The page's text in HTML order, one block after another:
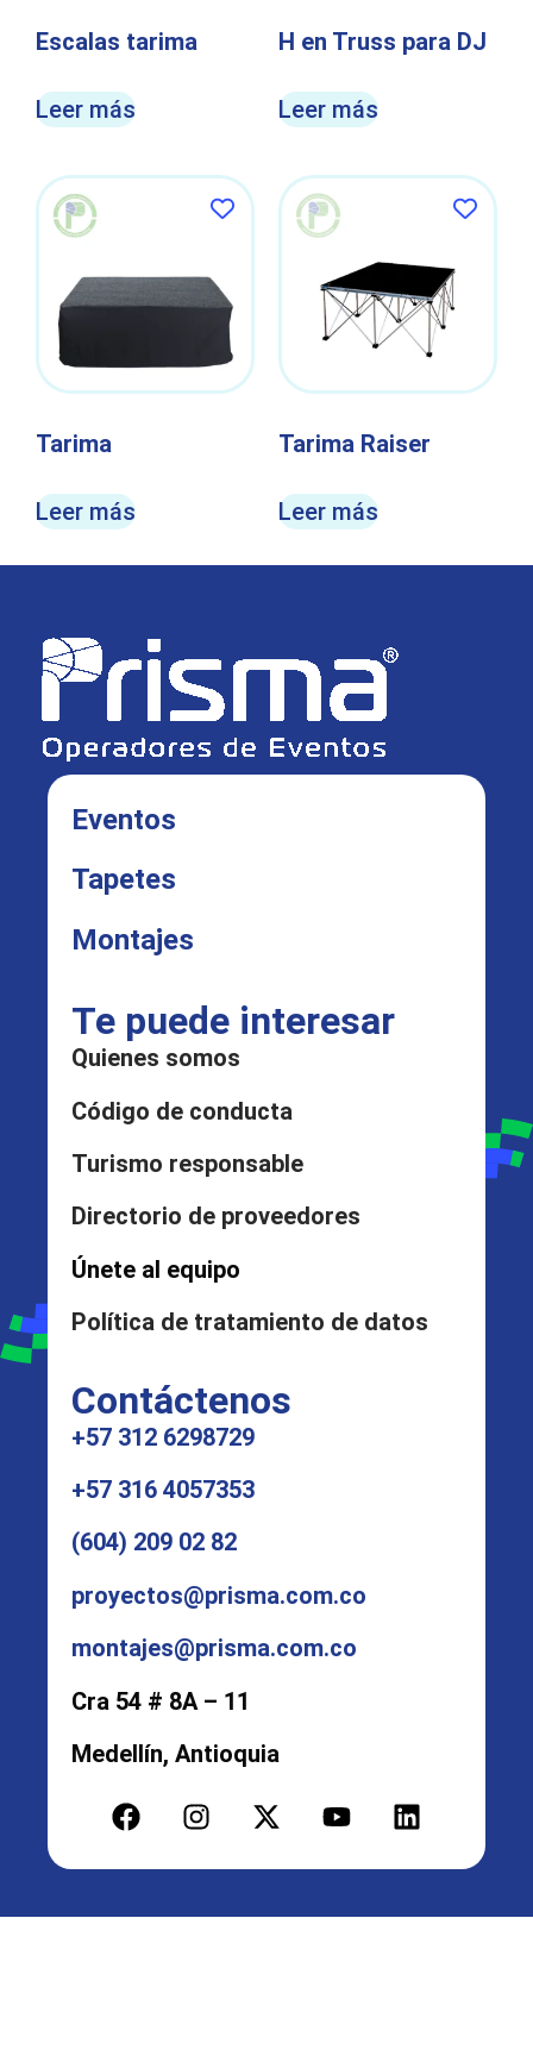
Escalas tarima
Leer más
H en Truss para DJ
Leer más
Tarima
Leer más
Tarima Raiser
Leer más
Eventos
Tapetes
Montajes
Te puede interesar
Quienes somos
Código de conducta
Turismo responsable
Directorio de proveedores
Únete al equipo
Política de tratamiento de datos
Contáctenos
+57 312 6298729
+57 316 4057353
(604) 209 02 82
proyectos@prisma.com.co
montajes@prisma.com.co
Cra 54 # 8A – 11
Medellín, Antioquia